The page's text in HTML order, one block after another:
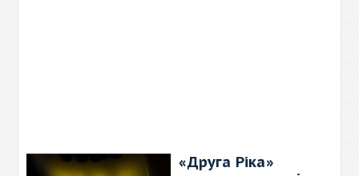
«Друга Ріка»